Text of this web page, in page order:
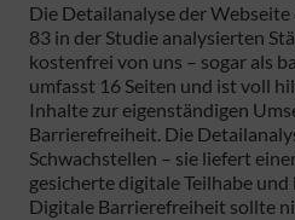
Die Detailanalyse der Webseite
83 in der Studie analysierten
kostenfrei von uns – sogar als
umfasst 16 Seiten und ist voll
Inhalte zur eigenständigen
Barrierefreiheit. Die
Schwachstellen – sie liefert
gesicherte digitale Teilhabe
Digitale Barrierefreiheit sollte